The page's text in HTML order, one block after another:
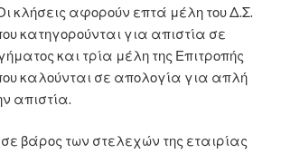
κλήσεις αφορούν επτά μέλη του Δ.Σ.
κατηγορούνται για απιστία σε
και τρία μέλη της Επιτροπής
καλούνται σε απολογία για απλή
απιστία.
βάρος των στελεχών της εταιρίας